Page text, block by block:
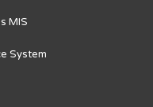
MIS
System